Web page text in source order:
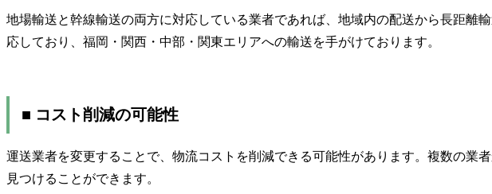
地場輸送と幹線輸送の両方に対応している業者であれば、地域内の配送から長距
応しており、福岡・関西・中部・関東エリアへの輸送を手がけております。
■ コスト削減の可能性
運送業者を変更することで、物流コストを削減できる可能性があります。複数の業
見つけることができます。